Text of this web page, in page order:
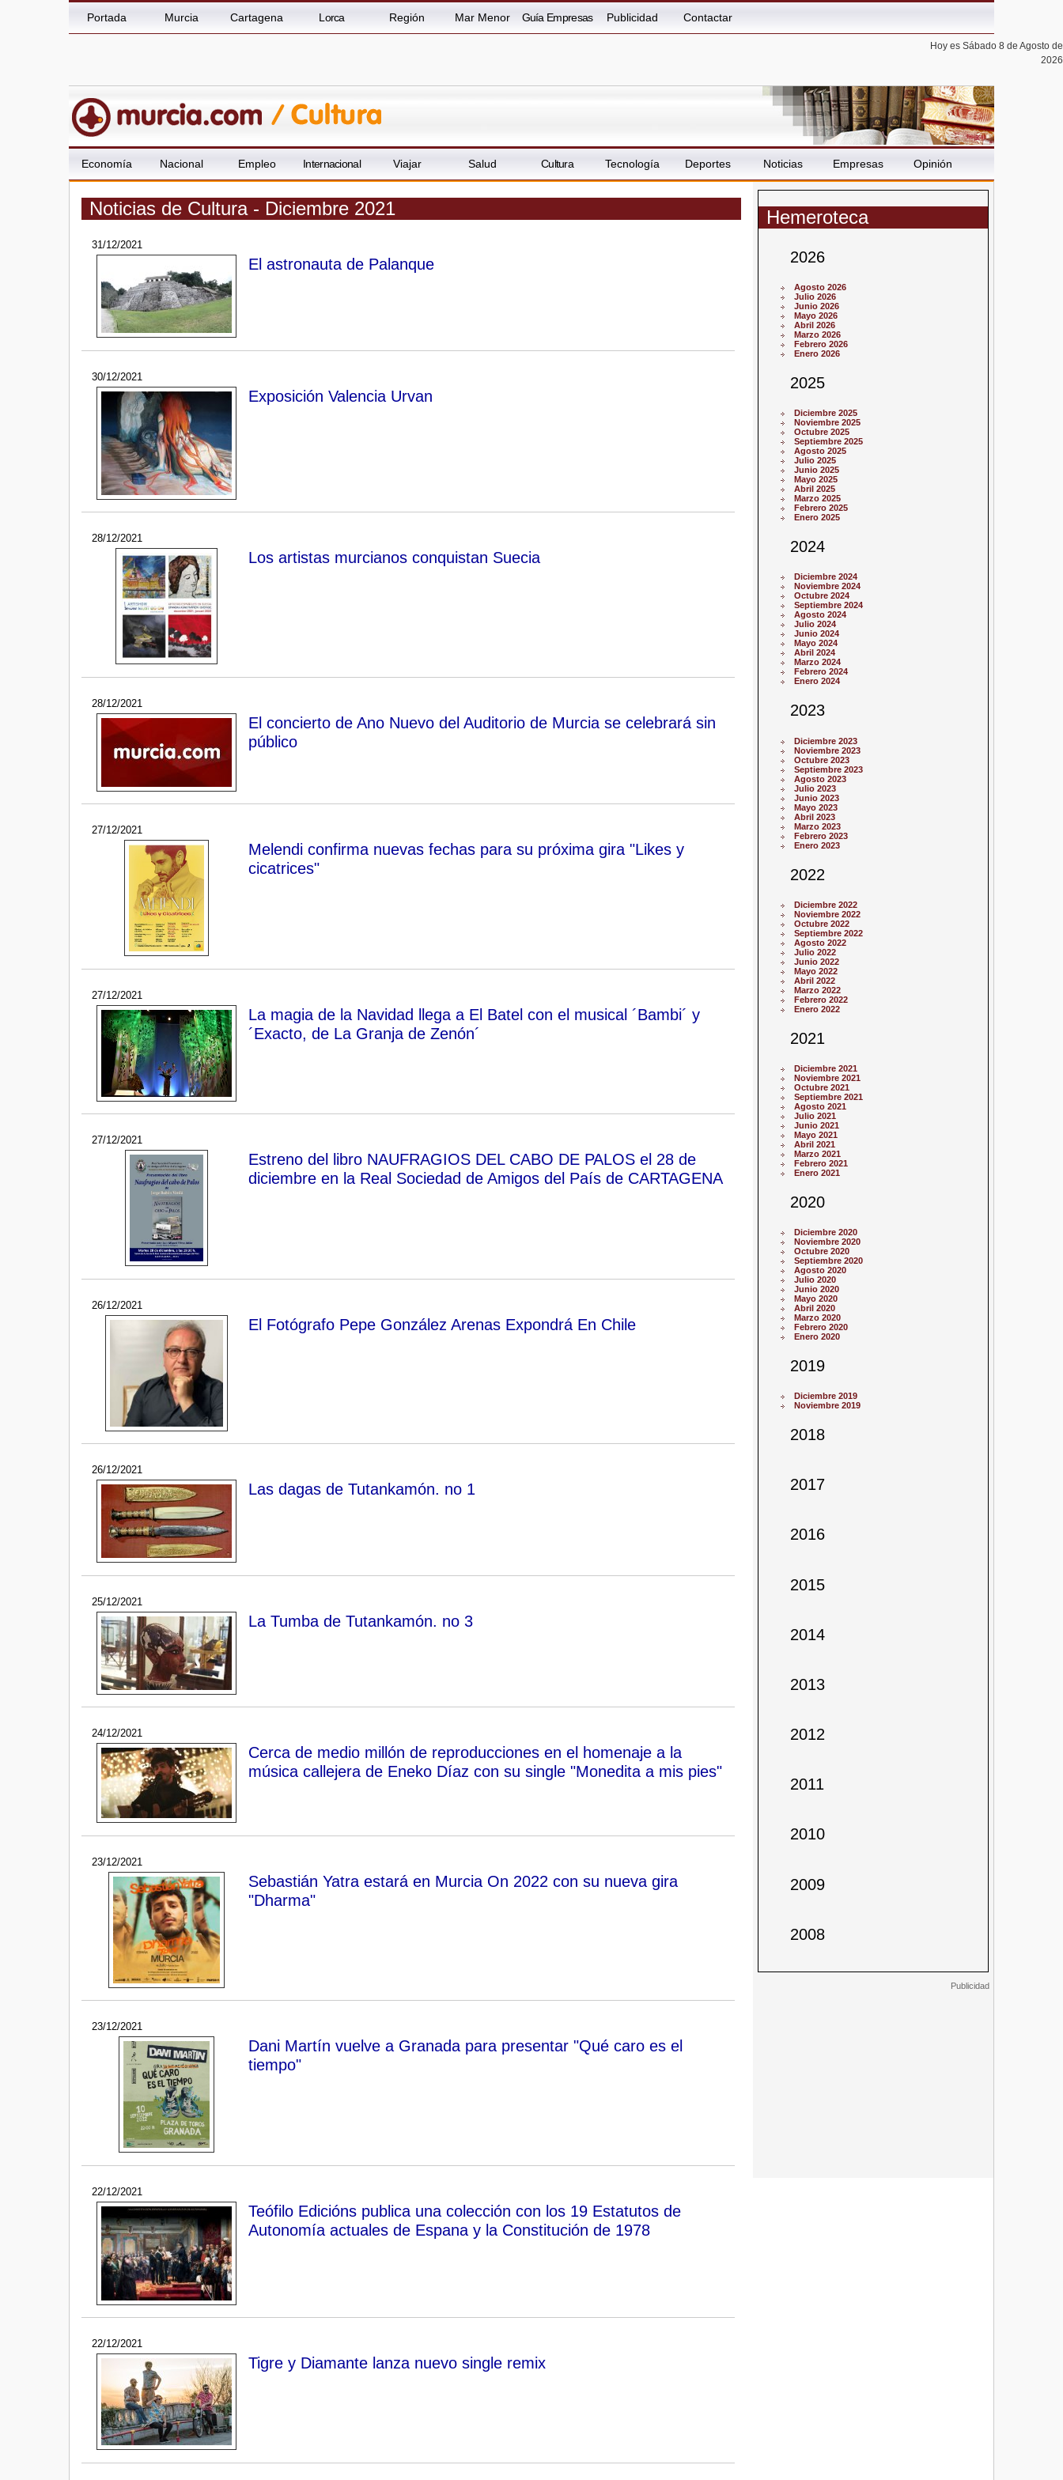
Portada Murcia Cartagena Lorca Región Mar Menor Guía Empresas Publicidad Contactar
Hoy es Sábado 8 de Agosto de
2026
Economía Nacional Empleo Internacional Viajar Salud Cultura Tecnología Deportes Noticias Empresas Opinión
Noticias de Cultura - Diciembre 2021
31/12/2021
El astronauta de Palanque
30/12/2021
Exposición Valencia Urvan
28/12/2021
Los artistas murcianos conquistan Suecia
28/12/2021
El concierto de Ano Nuevo del Auditorio de Murcia se celebrará sin
público
27/12/2021
Melendi confirma nuevas fechas para su próxima gira "Likes y
cicatrices"
27/12/2021
La magia de la Navidad llega a El Batel con el musical ´Bambi´ y
´Exacto, de La Granja de Zenón´
27/12/2021
Estreno del libro NAUFRAGIOS DEL CABO DE PALOS el 28 de
diciembre en la Real Sociedad de Amigos del País de CARTAGENA
26/12/2021
El Fotógrafo Pepe González Arenas Expondrá En Chile
26/12/2021
Las dagas de Tutankamón. no 1
25/12/2021
La Tumba de Tutankamón. no 3
24/12/2021
Cerca de medio millón de reproducciones en el homenaje a la
música callejera de Eneko Díaz con su single "Monedita a mis pies"
23/12/2021
Sebastián Yatra estará en Murcia On 2022 con su nueva gira
"Dharma"
23/12/2021
Dani Martín vuelve a Granada para presentar "Qué caro es el
tiempo"
22/12/2021
Teófilo Edicións publica una colección con los 19 Estatutos de
Autonomía actuales de Espana y la Constitución de 1978
22/12/2021
Tigre y Diamante lanza nuevo single remix
Hemeroteca
2026
Agosto 2026
Julio 2026
Junio 2026
Mayo 2026
Abril 2026
Marzo 2026
Febrero 2026
Enero 2026
2025
Diciembre 2025
Noviembre 2025
Octubre 2025
Septiembre 2025
Agosto 2025
Julio 2025
Junio 2025
Mayo 2025
Abril 2025
Marzo 2025
Febrero 2025
Enero 2025
2024
Diciembre 2024
Noviembre 2024
Octubre 2024
Septiembre 2024
Agosto 2024
Julio 2024
Junio 2024
Mayo 2024
Abril 2024
Marzo 2024
Febrero 2024
Enero 2024
2023
Diciembre 2023
Noviembre 2023
Octubre 2023
Septiembre 2023
Agosto 2023
Julio 2023
Junio 2023
Mayo 2023
Abril 2023
Marzo 2023
Febrero 2023
Enero 2023
2022
Diciembre 2022
Noviembre 2022
Octubre 2022
Septiembre 2022
Agosto 2022
Julio 2022
Junio 2022
Mayo 2022
Abril 2022
Marzo 2022
Febrero 2022
Enero 2022
2021
Diciembre 2021
Noviembre 2021
Octubre 2021
Septiembre 2021
Agosto 2021
Julio 2021
Junio 2021
Mayo 2021
Abril 2021
Marzo 2021
Febrero 2021
Enero 2021
2020
Diciembre 2020
Noviembre 2020
Octubre 2020
Septiembre 2020
Agosto 2020
Julio 2020
Junio 2020
Mayo 2020
Abril 2020
Marzo 2020
Febrero 2020
Enero 2020
2019
Diciembre 2019
Noviembre 2019
2018
2017
2016
2015
2014
2013
2012
2011
2010
2009
2008